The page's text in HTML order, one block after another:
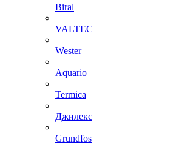
Biral
VALTEC
Wester
Aquario
Termica
Джилекс
Grundfos